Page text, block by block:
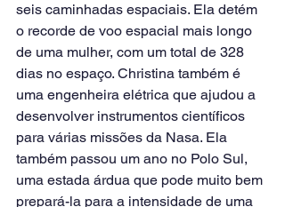
seis caminhadas espaciais. Ela detém
o recorde de voo espacial mais longo
de uma mulher, com um total de 328
dias no espaço. Christina também é
uma engenheira elétrica que ajudou a
desenvolver instrumentos científicos
para várias missões da Nasa. Ela
também passou um ano no Polo Sul,
uma estada árdua que pode muito bem
prepará-la para a intensidade de uma